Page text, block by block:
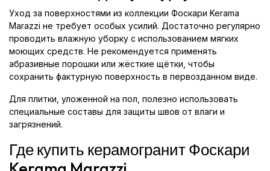
Уход за поверхностями из коллекции Фоскари Kerama
Marazzi не требует особых усилий. Достаточно регулярно
проводить влажную уборку с использованием мягких
моющих средств. Не рекомендуется применять
абразивные порошки или жёсткие щётки, чтобы
сохранить фактурную поверхность в первозданном виде.
Для плитки, уложенной на пол, полезно использовать
специальные составы для защиты швов от влаги и
загрязнений.
Где купить керамогранит Фоскари